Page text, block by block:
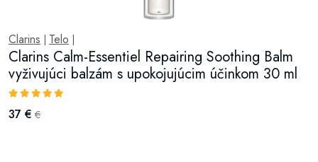
Clarins Telo
Clarins Calm-Essentiel Repairing Soothing Balm
vyživujúci balzám s upokojujúcim účinkom 30 ml
37 € €